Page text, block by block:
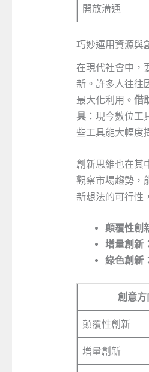
開放溝通
巧妙運用資源與
在現代社會中，
新。許多人往往
最大化利用。 借
具：現今數位工
些工具能大幅度
創新思維也在其
觀察市場趨勢，
新想法的可行性
顛覆性創
增量創新：
綠色創新：
創意方
顛覆性創新
增量創新